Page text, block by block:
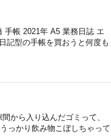
手帳 2021年 A5 業務日誌 エ
記型の手帳を買おうと何度も
から入り込んだゴミって、
っかり飲み物こぼしちゃって